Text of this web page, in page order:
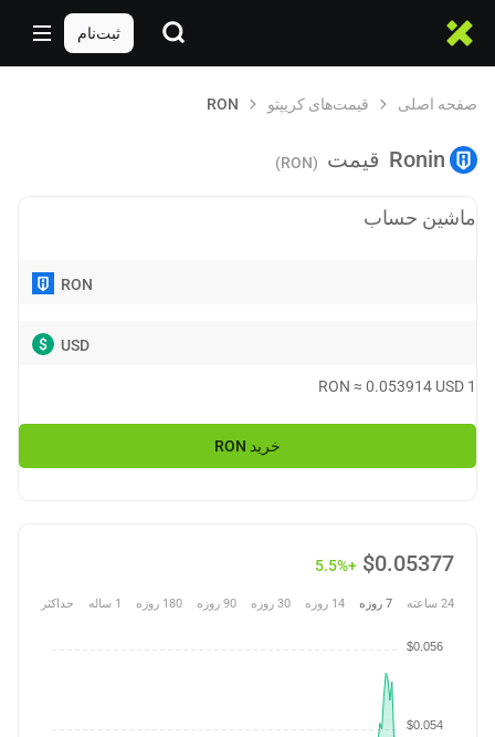
ثبت‌نام
صفحه اصلی قیمت‌های کریپتو RON
Ronin قیمت (RON)
ماشین حساب
RON
USD
$
1
RON ≈ 0.053914 USD
خرید RON
$0.05377
+5.5%
24 ساعته 7 روزه 14 روزه 30 روزه 90 روزه 180 روزه 1 ساله حداکثر
$0.054
$0.056